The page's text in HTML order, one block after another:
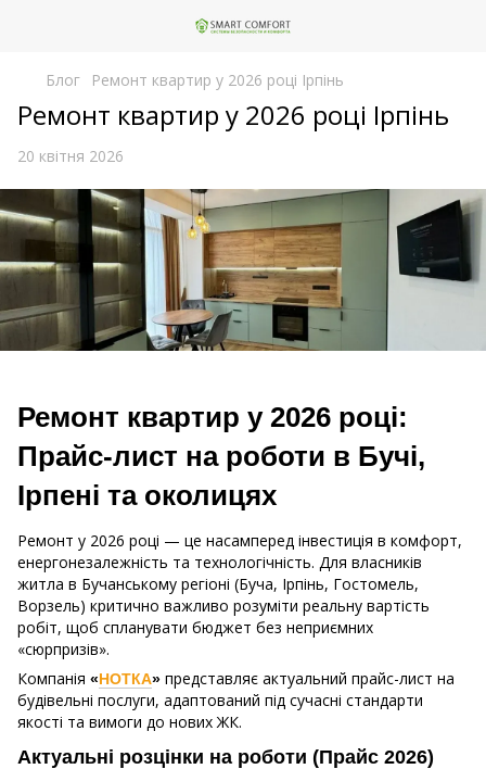
Блог Ремонт квартир у 2026 році Ірпінь
Ремонт квартир у 2026 році Ірпінь
20 квітня 2026
Ремонт квартир у 2026 році:
Прайс-лист на роботи в Бучі,
Ірпені та околицях
Ремонт у 2026 році — це насамперед інвестиція в комфорт,
енергонезалежність та технологічність. Для власників
житла в Бучанському регіоні (Буча, Ірпінь, Гостомель,
Ворзель) критично важливо розуміти реальну вартість
робіт, щоб спланувати бюджет без неприємних
«сюрпризів».
Компанія «НОТКА» представляє актуальний прайс-лист на
будівельні послуги, адаптований під сучасні стандарти
якості та вимоги до нових ЖК.
Актуальні розцінки на роботи (Прайс 2026)